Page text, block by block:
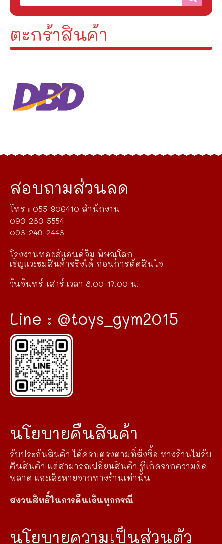
ตะกร้าสินค้า
สอบถามส่วนลด
โทร : 055-906410 สำนักงาน
093-283-5554
098-249-2448
โรงงานทอยส์แอนด์จิม พิษณุโลก
เชิญแวะชมสินค้าจริงได้ ก่อนการตัดสินใจ
วันจันทร์-เสาร์ เวลา 8.00-17.00 น.
Line : @toys_gym2015
นโยบายคืนสินค้า
รับประกันสินค้า ได้ครบตรงตามที่สั่งซื้อ ทางร้านไม่รับ
คืนสินค้า แต่สามารถเปลี่ยนสินค้า ที่เกิดจากความผิด
พลาด และเสียหายจากทางร้านเท่านั้น
สงวนสิทธิ์ในการคืนเงินทุกกรณี
นโยบายความเป็นส่วนตัว